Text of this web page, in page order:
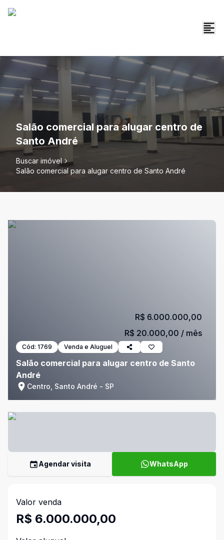
Salão comercial para alugar centro de
Santo André
Buscar imóvel
Salão comercial para alugar centro de Santo André
Cód: 1769 Venda e Aluguel
Salão comercial para alugar centro de Santo
André
Centro, Santo André - SP
R$ 6.000.000,00
R$ 20.000,00 / mês
Agendar visita WhatsApp
Valor venda
R$ 6.000.000,00